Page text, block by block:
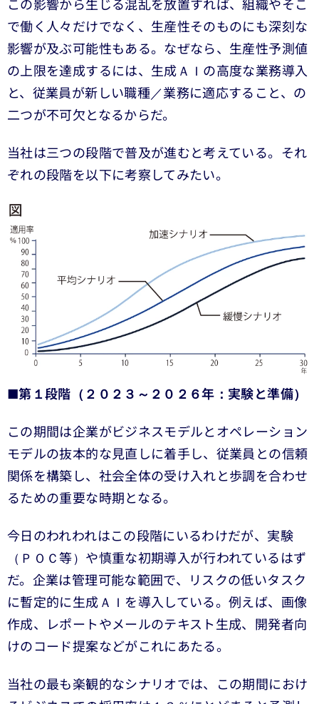
この影響から生じる混乱を放置すれば、組織やそこ
で働く人々だけでなく、生産性そのものにも深刻な
影響が及ぶ可能性もある。なぜなら、生産性予測値
の上限を達成するには、生成ＡＩの高度な業務導入
と、従業員が新しい職種／業務に適応すること、の
二つが不可欠となるからだ。
当社は三つの段階で普及が進むと考えている。それ
ぞれの段階を以下に考察してみたい。
■第１段階（２０２３～２０２６年：実験と準備）
この期間は企業がビジネスモデルとオペレーション
モデルの抜本的な見直しに着手し、従業員との信頼
関係を構築し、社会全体の受け入れと歩調を合わせ
るための重要な時期となる。
今日のわれわれはこの段階にいるわけだが、実験
（ＰＯＣ等）や慎重な初期導入が行われているはず
だ。企業は管理可能な範囲で、リスクの低いタスク
に暫定的に生成ＡＩを導入している。例えば、画像
作成、レポートやメールのテキスト生成、開発者向
けのコード提案などがこれにあたる。
当社の最も楽観的なシナリオでは、この期間におけ